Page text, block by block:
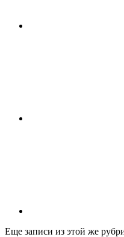
Еще записи из этой же